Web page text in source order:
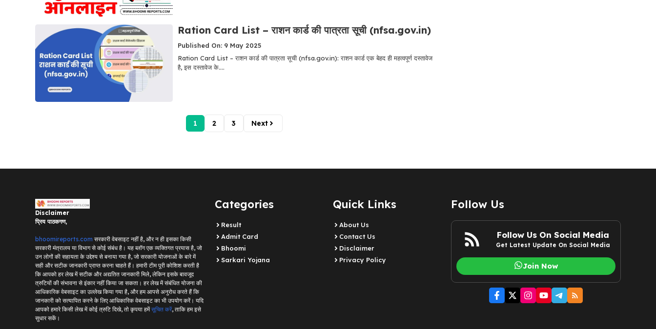
Ration Card List – राशन कार्ड की पात्रता सूची (nfsa.gov.in)
Published On: 9 May 2025
Ration Card List – राशन कार्ड की पात्रता सूची (nfsa.gov.in): राशन कार्ड एक बेहद ही महत्वपूर्ण दस्तावेज
है, इस दस्तावेज के....
1 2 3 Next
Disclaimer
प्रिय पाठकगण,
bhoomireports.com सरकारी वेबसाइट नहीं है, और न ही इसका किसी
सरकारी मंत्रालय या विभाग से कोई संबंध है। यह ब्लॉग एक व्यक्तिगत प्रयास है, जो
उन लोगों की सहायता के उद्देश्य से बनाया गया है, जो सरकारी योजनाओं के बारे में
सही और सटीक जानकारी प्राप्त करना चाहते हैं। हमारी टीम पूरी कोशिश करती है
कि आपको हर लेख में सटीक और अद्यतित जानकारी मिले, लेकिन इसके बावजूद
त्रुटियों की संभावना से इंकार नहीं किया जा सकता। हर लेख में संबंधित योजना की
आधिकारिक वेबसाइट का उल्लेख किया गया है, और हम आपसे अनुरोध करते हैं कि
जानकारी को सत्यापित करने के लिए आधिकारिक वेबसाइट का भी उपयोग करें। यदि
आपको हमारे किसी लेख में कोई त्रुटि दिखे, तो कृपया हमेंसूचित करें, ताकि हम इसे
सुधार सकें।
Categories
Result
Admit Card
Bhoomi
Sarkari Yojana
Quick Links
About Us
Contact Us
Disclaimer
Privacy Policy
Follow Us
Follow Us On Social Media
Get Latest Update On Social Media
Join Now